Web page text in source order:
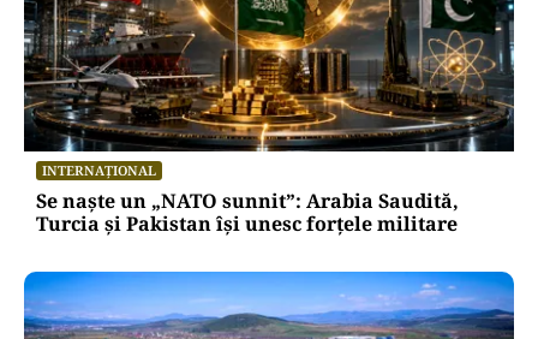
INTERNAȚIONAL
Se naște un „NATO sunnit”: Arabia Saudită,
Turcia și Pakistan își unesc forțele militare